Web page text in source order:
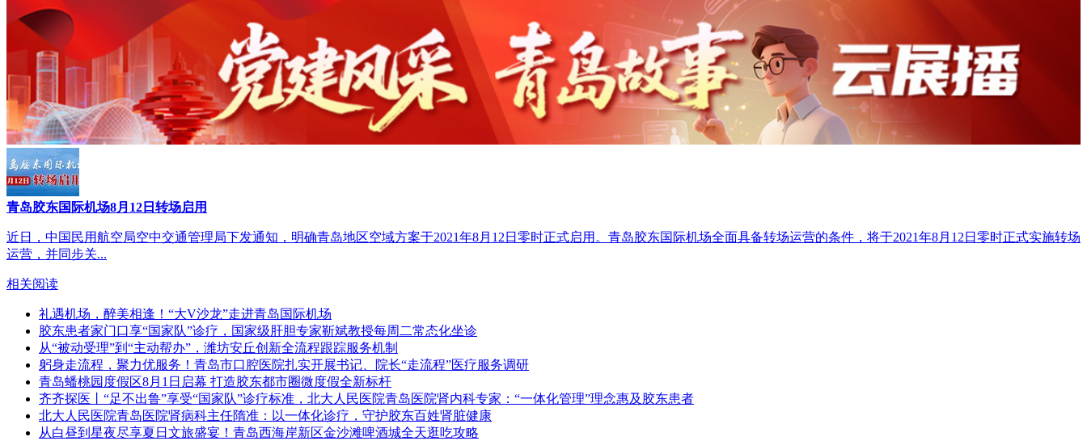
青岛胶东国际机场8月12日转场启用
近日，中国民用航空局空中交通管理局下发通知，明确青岛地区空域方案于2021年8月12日零时正式启用。青岛胶东国际机场全面具备转场运营的条件，将于2021年8月12日零时正式实施转场
运营，并同步关...
相关阅读
礼遇机场，醉美相逢！“大V沙龙”走进青岛国际机场
胶东患者家门口享“国家队”诊疗，国家级肝胆专家靳斌教授每周二常态化坐诊
从“被动受理”到“主动帮办”，潍坊安丘创新全流程跟踪服务机制
躬身走流程，聚力优服务！青岛市口腔医院扎实开展书记、院长“走流程”医疗服务调研
青岛蟠桃园度假区8月1日启幕 打造胶东都市圈微度假全新标杆
齐齐探医丨“足不出鲁”享受“国家队”诊疗标准，北大人民医院青岛医院肾内科专家：“一体化管理”理念惠及胶东患者
北大人民医院青岛医院肾病科主任隋准：以一体化诊疗，守护胶东百姓肾脏健康
从白昼到星夜尽享夏日文旅盛宴！青岛西海岸新区金沙滩啤酒城全天逛吃攻略